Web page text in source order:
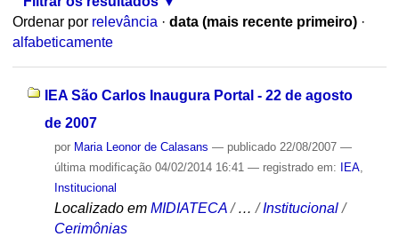
Ordenar por relevância · data (mais recente primeiro) ·
alfabeticamente
IEA São Carlos Inaugura Portal - 22 de agosto
de 2007
por Maria Leonor de Calasans — publicado22/08/2007 —
última modificação04/02/2014 16:41 — registrado em: IEA,
Institucional
Localizado em MIDIATECA /…/Institucional /
Cerimônias